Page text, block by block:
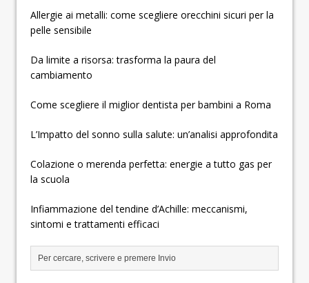
Allergie ai metalli: come scegliere orecchini sicuri per la
pelle sensibile
Da limite a risorsa: trasforma la paura del
cambiamento
Come scegliere il miglior dentista per bambini a Roma
L’Impatto del sonno sulla salute: un’analisi approfondita
Colazione o merenda perfetta: energie a tutto gas per
la scuola
Infiammazione del tendine d’Achille: meccanismi,
sintomi e trattamenti efficaci